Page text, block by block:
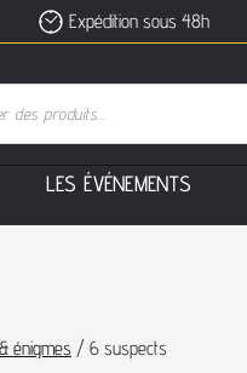
Expédition sous 48h
LES ÉVÉNEMENTS
énigmes / 6 suspects